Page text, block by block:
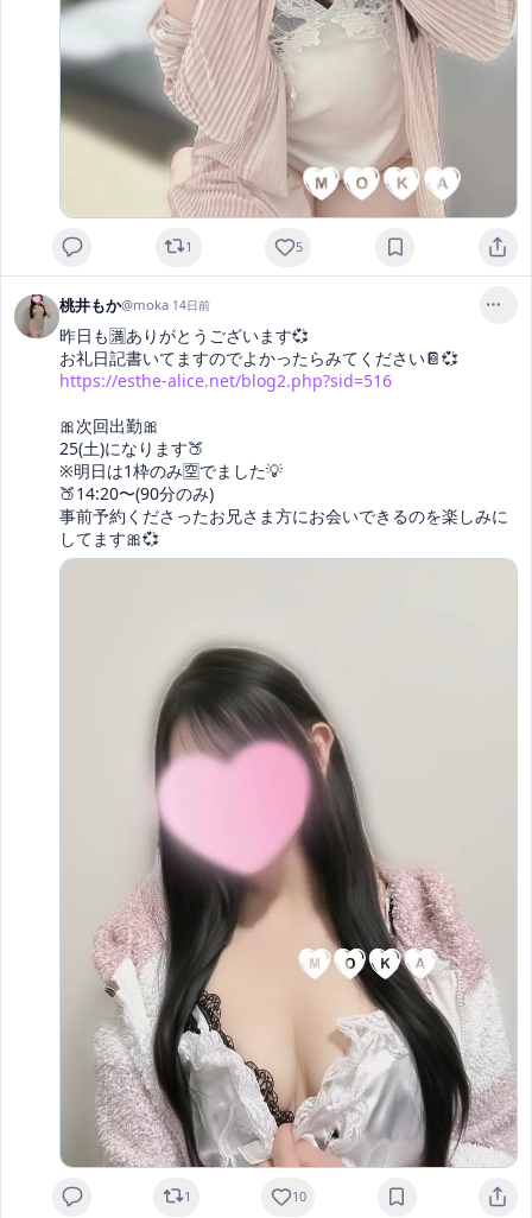
1 5
桃井もか@moka·14日前
昨日も🈵ありがとうございます💞
https://esthe-alice.net/blog2.php?sid=516
🎀次回出勤🎀
25(土)になります🍑
※明日は1枠のみ🈳でました💡
🍑14:20〜(90分のみ)
事前予約くださったお兄さま方にお会いできるのを楽しみに
してます🎀💞
1 10